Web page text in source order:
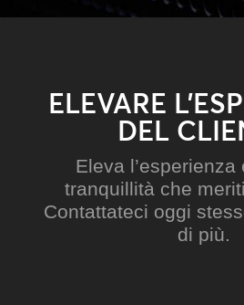
ELEVARE
DEL
Eleva l’esperienza
tranquillità che
Contattateci oggi
di più.